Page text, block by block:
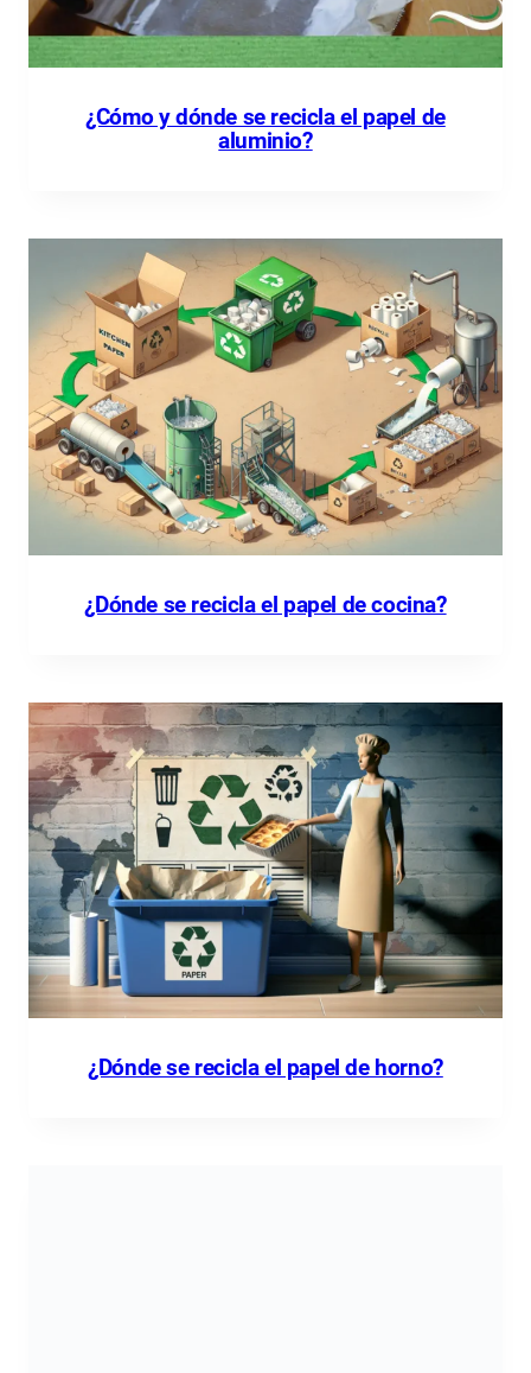
¿Cómo y dónde se recicla el papel de
aluminio?
¿Dónde se recicla el papel de cocina?
¿Dónde se recicla el papel de horno?